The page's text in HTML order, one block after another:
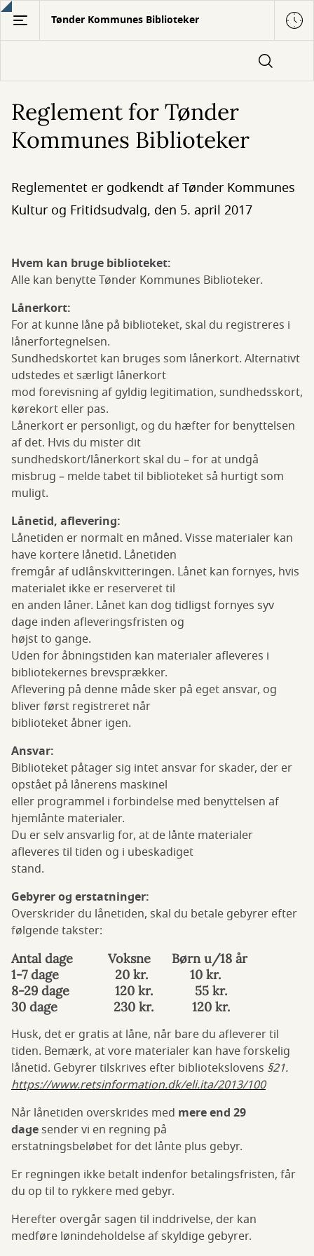
Gå
hovedindhold
Tønder Kommunes Biblioteker
Reglement for Tønder
Kommunes Biblioteker
Reglementet er godkendt af Tønder Kommunes
Kultur og Fritidsudvalg, den 5. april 2017
Hvem kan bruge biblioteket:
Alle kan benytte Tønder Kommunes Biblioteker.
Lånerkort:
For at kunne låne på biblioteket, skal du registreres i
lånerfortegnelsen.
Sundhedskortet kan bruges som lånerkort. Alternativt
udstedes et særligt lånerkort
mod forevisning af gyldig legitimation, sundhedsskort,
kørekort eller pas.
Lånerkort er personligt, og du hæfter for benyttelsen
af det. Hvis du mister dit
sundhedskort/lånerkort skal du – for at undgå
misbrug – melde tabet til biblioteket så hurtigt som
muligt.
Lånetid, aflevering:
Lånetiden er normalt en måned. Visse materialer kan
have kortere lånetid. Lånetiden
fremgår af udlånskvitteringen. Lånet kan fornyes, hvis
materialet ikke er reserveret til
en anden låner. Lånet kan dog tidligst fornyes syv
dage inden afleveringsfristen og
højst to gange.
Uden for åbningstiden kan materialer afleveres i
bibliotekernes brevsprækker.
Aflevering på denne måde sker på eget ansvar, og
bliver først registreret når
biblioteket åbner igen.
Ansvar:
Biblioteket påtager sig intet ansvar for skader, der er
opstået på lånerens maskinel
eller programmel i forbindelse med benyttelsen af
hjemlånte materialer.
Du er selv ansvarlig for, at de lånte materialer
afleveres til tiden og i ubeskadiget
stand.
Gebyrer og erstatninger:
Overskrider du lånetiden, skal du betale gebyrer efter
følgende takster:
Antal dage Voksne Børn u/18 år
1-7 dage 20 kr. 10 kr.
8-29 dage 120 kr. 55 kr.
30 dage 230 kr. 120 kr.
Husk, det er gratis at låne, når bare du afleverer til
tiden. Bemærk, at vore materialer kan have forskelig
lånetid. Gebyrer tilskrives efter bibliotekslovens §21.
https://www.retsinformation.dk/eli.ita/2013/100
Når lånetiden overskrides med mere end 29
dagesender vi en regning på
erstatningsbeløbet for det lånte plus gebyr.
Er regningen ikke betalt indenfor betalingsfristen, får
du op til to rykkere med gebyr.
Herefter overgår sagen til inddrivelse, der kan
medføre lønindeholdelse af skyldige gebyrer.